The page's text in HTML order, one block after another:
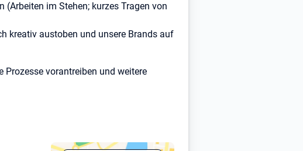
(Arbeiten im Stehen; kurzes Tragen von
kreativ austoben und unsere Brands auf
Prozesse vorantreiben und weitere